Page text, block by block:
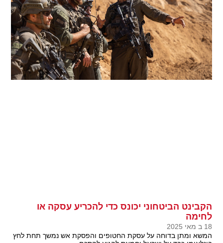
הקבינט הביטחוני יכונס כדי להכריע עסקה או
לחימה
18 ב מאי 2025
המשא ומתן בדוחה על עסקת החטופים והפסקת אש נמשך תחת לחץ